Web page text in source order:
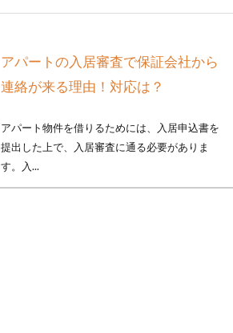
アパートの入居審査で保証会社から
連絡が来る理由！対応は？
アパート物件を借りるためには、入居申込書を
提出した上で、入居審査に通る必要がありま
す。入...